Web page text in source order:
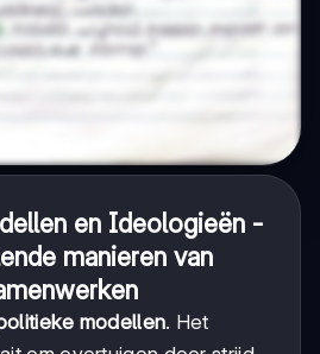
en Ideologieën -
manieren van
modellen. Het